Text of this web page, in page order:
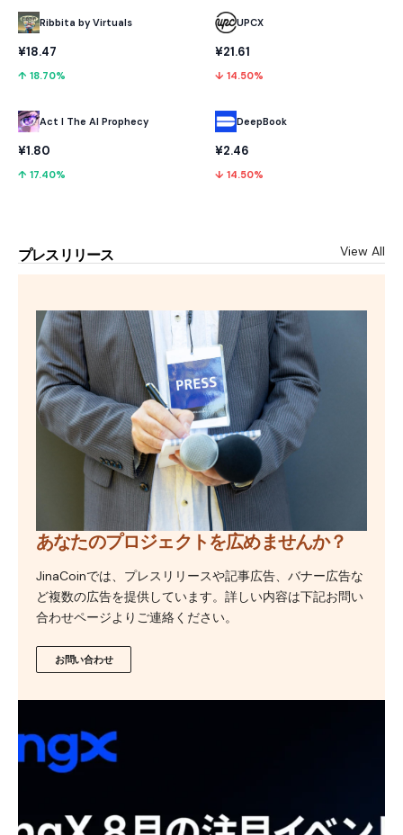
Ribbita by Virtuals
¥18.47
↑ 18.70%
Act I The AI Prophecy
¥1.80
↑ 17.40%
UPCX
¥21.61
↓ 14.50%
DeepBook
¥2.46
↓ 14.50%
プレスリリース View All
あなたのプロジェクトを広めませんか？
JinaCoinでは、プレスリリースや記事広告、バナー広告な
ど複数の広告を提供しています。詳しい内容は下記お問い
合わせページよりご連絡ください。
お問い合わせ